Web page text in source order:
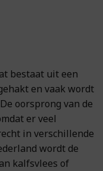
bestaat uit een
en vaak wordt
oorsprong van de
er veel
in verschillende
wordt de
kalfsvlees of